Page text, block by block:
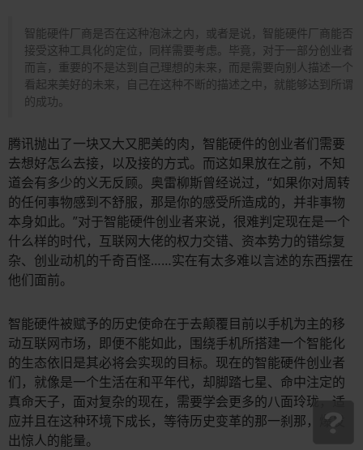
智能硬件厂商是否在这种泡沫之内，或者是说，智能硬件厂商能否
接受这种工具化的定位，同样需要考虑。毕竟，对于一部分创业者
而言，重要的不是达到自己理想的未来，而是需要向别人描述一个
看起来美好的未来，自己在这种不断的描述之中，就能够达到所谓
的成功。
腾讯抛出了一块又大又肥美的肉，智能硬件的创业者们需要
去想好怎么去接，以及接的方式。而这如果放在之前，不知
道会有多少的义无反顾。奥雷柳斯曾经说过，“如果你对周转
的任何事物感到不舒服，那是你的感受所造成的，并非事物
本身如此。”对于智能硬件创业者来说，很难判定现在是一个
什么样的时代，互联网大佬的权力交错、资本势力的错综复
杂、创业动机的千奇百怪……实在有太多难以言述的东西摆在
他们面前。
智能硬件被赋予的历史使命在于去颠覆目前以手机为主的移
动互联网市场，即便不能如此，围绕手机所搭建一个智能化
的生态依旧是其必将会实现的目标。现在的智能硬件创业者
们，就像是一个生活在和平年代，却脚踏七星、命中注定的
真命天子，面对复杂的现在，需要学会更多的八面玲珑，适
应并且在这种环境下成长，等待历史变革的那一刹那，爆发
出惊人的能量。